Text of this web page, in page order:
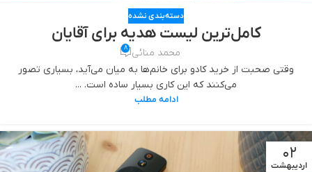
دسته‌بندی نشده
کامل‌ترین لیست هدیه برای آقایان
محمد منائی 8
وقتی صحبت از خرید کادو برای خانم‌ها به میان می‌آید، بسیاری تصور
می‌کنند که این کاری بسیار ساده است. ...
ادامه مطلب
02
اردیبهشت